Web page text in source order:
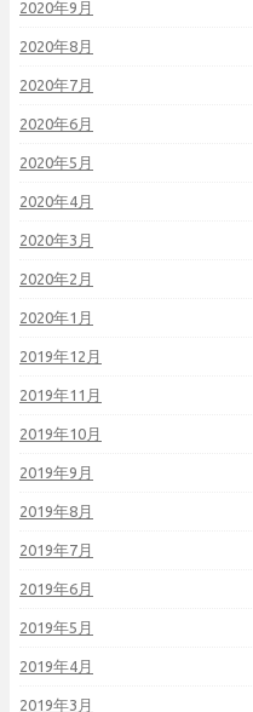
2020年9月
2020年8月
2020年7月
2020年6月
2020年5月
2020年4月
2020年3月
2020年2月
2020年1月
2019年12月
2019年11月
2019年10月
2019年9月
2019年8月
2019年7月
2019年6月
2019年5月
2019年4月
2019年3月